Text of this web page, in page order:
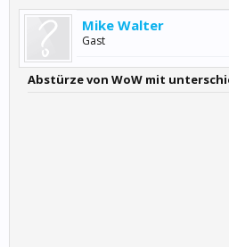
Mike Walter
Gast
Abstürze von WoW mit